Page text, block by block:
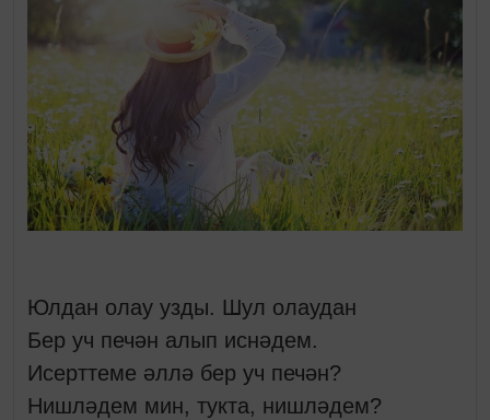
Юлдан олау узды. Шул олаудан
Бер уч печән алып иснәдем.
Исерттеме әллә бер уч печән?
Нишләдем мин, тукта, нишләдем?